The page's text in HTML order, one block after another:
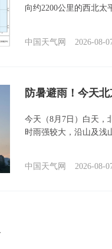
向约2200公里的西北太
中国天气网 2026-08-
防暑避雨！今天
今天（8月7日）白天，
时雨强较大，沿山及浅
中国天气网 2026-08-